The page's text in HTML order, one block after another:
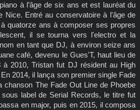
à l’âge de six ans et est lauréat du
Nice. Entré au conservatoire à l'âge de
quatorze ans à composer ses propres
il se tourna vers l'electro et la
en tant que DJ, à environ seize ans
café, devenu le Gues'T, haut lieu de
à 2010, Tristan fut DJ résident au High
2014, il lança son premier single Fade
chanson The Fade Out Line de Phoebe
label de Serial Records, le titre fut
en major, puis en 2015, il composa